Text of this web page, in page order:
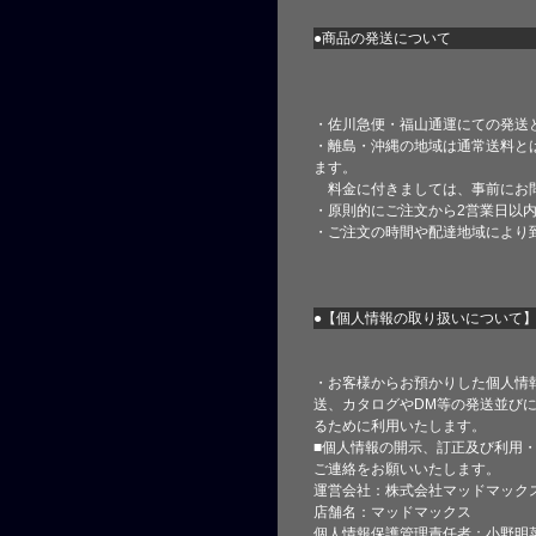
●商品の発送について
・佐川急便・福山通運にての発送
・離島・沖縄の地域は通常送料
ます。
料金に付きましては、事前にお
・原則的にご注文から2営業日以
・ご注文の時間や配達地域によ
●【個人情報の取り扱いについて】
・お客様からお預かりした個人
送、カタログやDM等の発送並び
るために利用いたします。
■個人情報の開示、訂正及び利用
ご連絡をお願いいたします。
運営会社：株式会社マッドマック
店舗名：マッドマックス